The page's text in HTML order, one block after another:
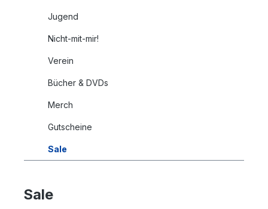
Jugend
Nicht-mit-mir!
Verein
Bücher & DVDs
Merch
Gutscheine
Sale
Sale